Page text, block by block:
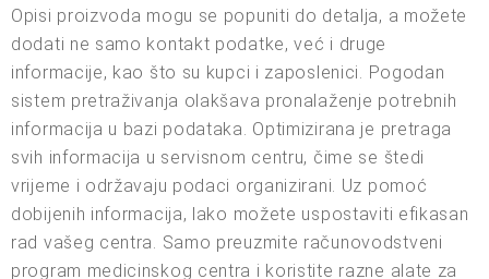
Opisi proizvoda mogu se popuniti do detalja, a možete
dodati ne samo kontakt podatke, već i druge
informacije, kao što su kupci i zaposlenici. Pogodan
sistem pretraživanja olakšava pronalaženje potrebnih
informacija u bazi podataka. Optimizirana je pretraga
svih informacija u servisnom centru, čime se štedi
vrijeme i održavaju podaci organizirani. Uz pomoć
dobijenih informacija, lako možete uspostaviti efikasan
rad vašeg centra. Samo preuzmite računovodstveni
program medicinskog centra i koristite razne alate za